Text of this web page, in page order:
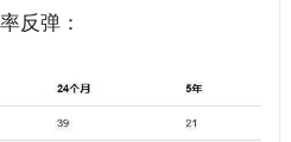
反弹：